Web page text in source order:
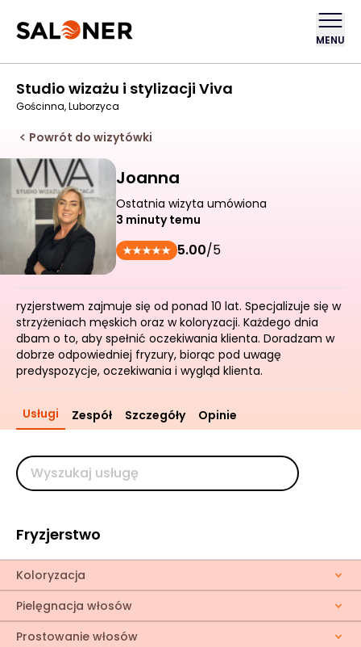
MENU
Studio wizażu i stylizacji Viva
Gościnna, Luborzyca
Powrót do wizytówki
Joanna
Ostatnia wizyta umówiona
3 minuty temu
5.00/5
ryzjerstwem zajmuje się od ponad 10 lat. Specjalizuje się w
strzyżeniach męskich oraz w koloryzacji. Każdego dnia
dbam o to, aby spełnić oczekiwania klienta. Doradzam w
dobrze odpowiedniej fryzury, biorąc pod uwagę
predyspozycje, oczekiwania i wygląd klienta.
Usługi Zespół Szczegóły Opinie
Fryzjerstwo
Koloryzacja
Pielęgnacja włosów
Prostowanie włosów